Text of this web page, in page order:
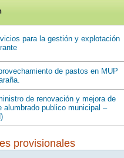
para la gestión y explotación
de pastos en MUP
de renovación y mejora de
alumbrado publico municipal –
provisionales